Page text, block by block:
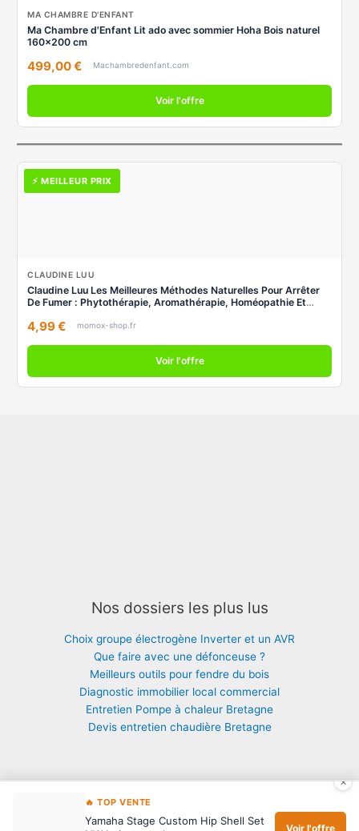
MA CHAMBRE D'ENFANT
Ma Chambre d'Enfant Lit ado avec sommier Hoha Bois naturel
160x200 cm
499,00 € Machambredenfant.com
Voir l'offre
⚡ MEILLEUR PRIX
CLAUDINE LUU
Claudine Luu Les Meilleures Méthodes Naturelles Pour Arrêter
De Fumer : Phytothérapie, Aromathérapie, Homéopathie Et
4,99 € momox-shop.fr
Voir l'offre
Nos dossiers les plus lus
Choix groupe électrogène Inverter et un AVR
Que faire avec une défonceuse ?
Meilleurs outils pour fendre du bois
Diagnostic immobilier local commercial
Entretien Pompe à chaleur Bretagne
Devis entretien chaudière Bretagne
Copyright © 2026 Maison : thermie, isolation, chauffage |
Contact
×
🔥 TOP VENTE
Yamaha Stage Custom Hip Shell Set
Voir l'offre